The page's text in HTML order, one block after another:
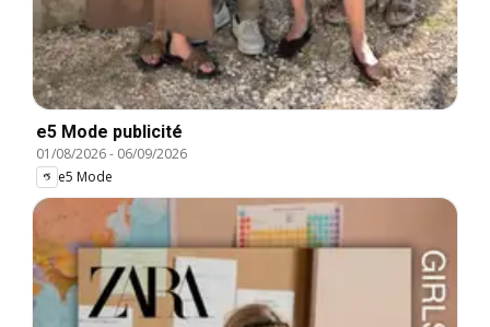
e5 Mode publicité
01/08/2026- 06/09/2026
e5 Mode